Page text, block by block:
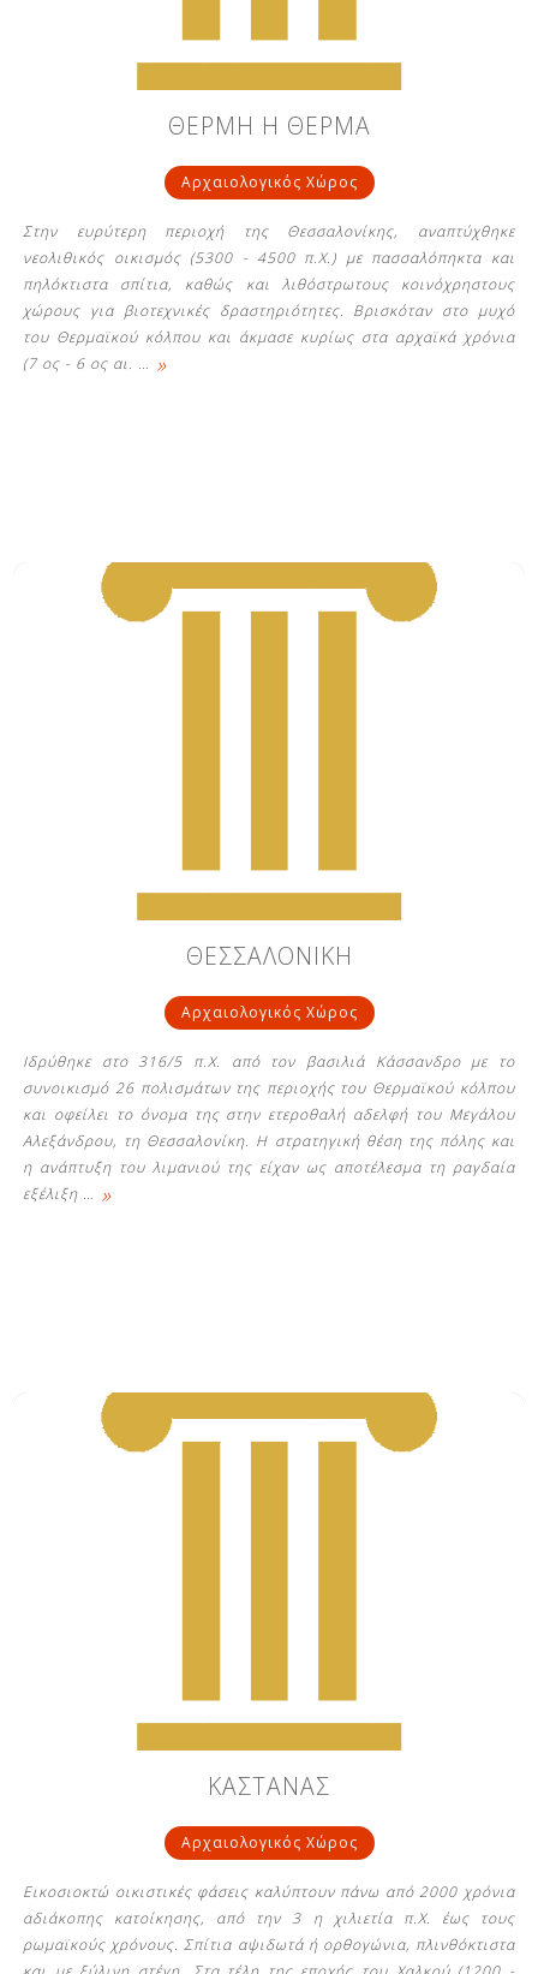
ΘΕΡΜΗ Η ΘΕΡΜΑ
Αρχαιολογικός Χώρος
Στην ευρύτερη περιοχή της Θεσσαλονίκης, αναπτύχθηκε
νεολιθικός οικισμός (5300 - 4500 π.Χ.) με πασσαλόπηκτα και
πηλόκτιστα σπίτια, καθώς και λιθόστρωτους κοινόχρηστους
χώρους για βιοτεχνικές δραστηριότητες. Βρισκόταν στο μυχό
του Θερμαϊκού κόλπου και άκμασε κυρίως στα αρχαϊκά χρόνια
(7 ος - 6 ος αι. … »
ΘΕΣΣΑΛΟΝΙΚΗ
Αρχαιολογικός Χώρος
Ιδρύθηκε στο 316/5 π.Χ. από τον βασιλιά Κάσσανδρο με το
συνοικισμό 26 πολισμάτων της περιοχής του Θερμαϊκού κόλπου
και οφείλει το όνομα της στην ετεροθαλή αδελφή του Μεγάλου
Αλεξάνδρου, τη Θεσσαλονίκη. Η στρατηγική θέση της πόλης και
η ανάπτυξη του λιμανιού της είχαν ως αποτέλεσμα τη ραγδαία
εξέλιξη … »
ΚΑΣΤΑΝΑΣ
Αρχαιολογικός Χώρος
Εικοσιοκτώ οικιστικές φάσεις καλύπτουν πάνω από 2000 χρόνια
αδιάκοπης κατοίκησης, από την 3 η χιλιετία π.Χ. έως τους
ρωμαϊκούς χρόνους. Σπίτια αψιδωτά ή ορθογώνια, πλινθόκτιστα